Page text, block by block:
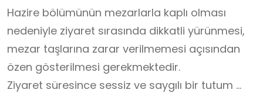
Hazire bölümünün mezarlarla kaplı olması
nedeniyle ziyaret sırasında dikkatli yürünmesi,
mezar taşlarına zarar verilmemesi açısından
özen gösterilmesi gerekmektedir.
Ziyaret süresince sessiz ve saygılı bir tutum